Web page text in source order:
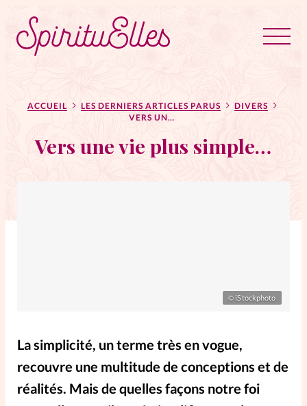
Tous les articles
Actus
Actus au féminin
Entre4yeux
L'anecdote
ACCUEIL LES DERNIERS ARTICLES PARUS
DIVERS
VERS UNE VIE PLUS SIMPLE…
Vers une vie plus simple…
©iStockphoto
La simplicité, un terme très en vogue,
recouvre une multitude de conceptions et de
réalités. Mais de quelles façons notre foi